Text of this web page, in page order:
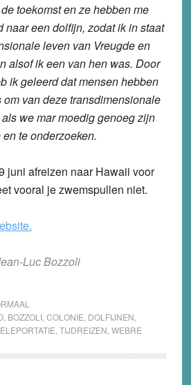
toekomst en ze hebben me
naar een dolfijn, zodat ik in staat
leven van Vreugde en
alsof ik een van hen was. Door
ik geleerd dat mensen hebben
om van deze transdimensionale
we mar moedig genoeg zijn
te onderzoeken.
juni afreizen naar Hawaii voor
vooral je zwemspullen niet.
Luc Bozzoli
, BOZZOLI, COLONIE DOLFIJNEN
TIJDREIZEN WEBRE